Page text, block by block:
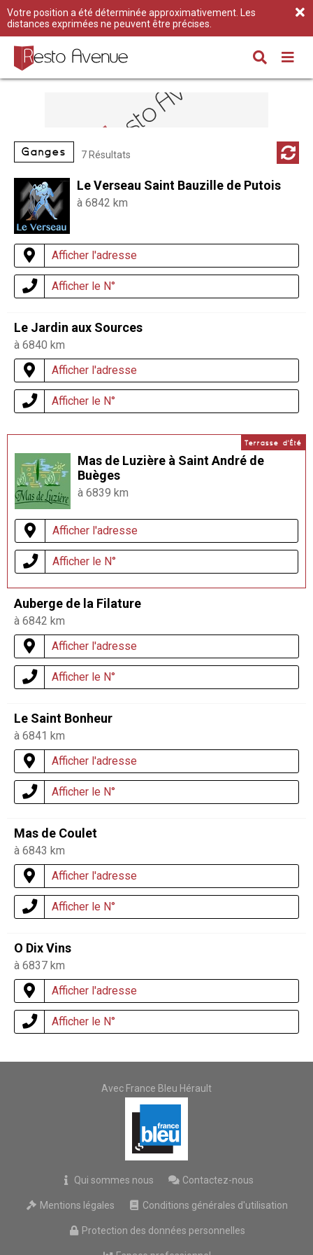
Votre position a été déterminée approximativement. Les
distances exprimées ne peuvent être précises.
Ganges 7 Résultats
Le Verseau Saint Bauzille de Putois
à 6842 km
Afficher l'adresse
Afficher le N°
Le Jardin aux Sources
à 6840 km
Afficher l'adresse
Afficher le N°
Terrasse d'Été
Mas de Luzière à Saint André de
Buèges
à 6839 km
Afficher l'adresse
Afficher le N°
Auberge de la Filature
à 6842 km
Afficher l'adresse
Afficher le N°
Le Saint Bonheur
à 6841 km
Afficher l'adresse
Afficher le N°
Mas de Coulet
à 6843 km
Afficher l'adresse
Afficher le N°
O Dix Vins
à 6837 km
Afficher l'adresse
Afficher le N°
Avec France Bleu Hérault
Qui sommes nous Contactez-nous
Mentions légales Conditions générales d'utilisation
Protection des données personnelles